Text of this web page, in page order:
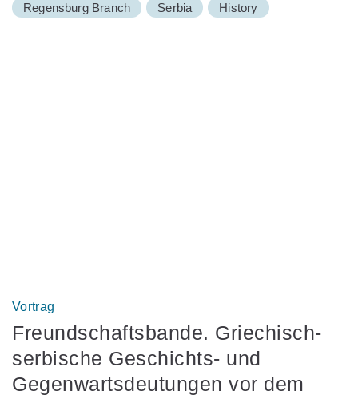
Regensburg Branch Serbia History
Vortrag
Freundschaftsbande. Griechisch-
serbische Geschichts- und
Gegenwartsdeutungen vor dem